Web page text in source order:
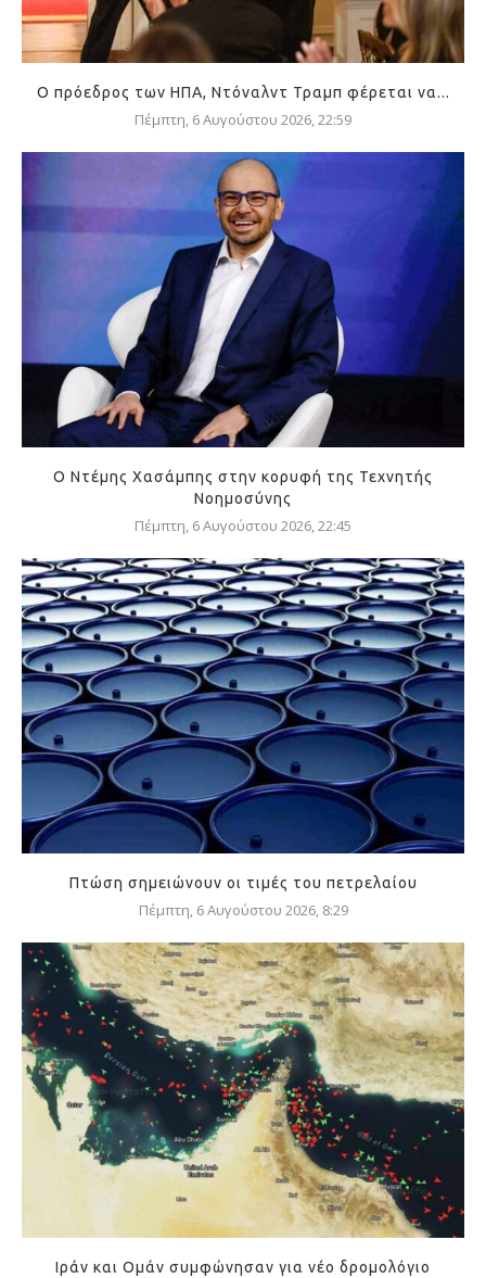
Ο πρόεδρος των ΗΠΑ, Ντόναλντ Τραμπ φέρεται να...
Πέμπτη, 6 Αυγούστου 2026, 22:59
Ο Ντέμης Χασάμπης στην κορυφή της Τεχνητής
Νοημοσύνης
Πέμπτη, 6 Αυγούστου 2026, 22:45
Πτώση σημειώνουν οι τιμές του πετρελαίου
Πέμπτη, 6 Αυγούστου 2026, 8:29
Ιράν και Ομάν συμφώνησαν για νέο δρομολόγιο